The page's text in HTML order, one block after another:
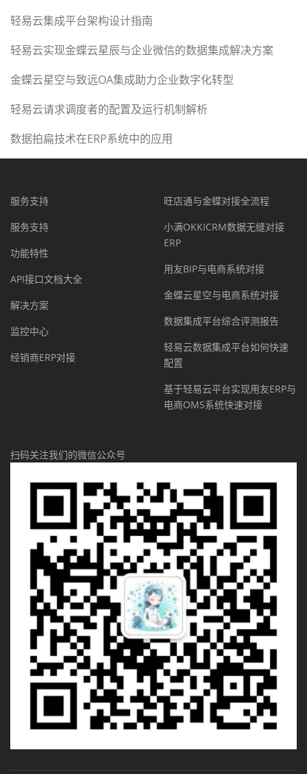
轻易云集成平台架构设计指南
轻易云实现金蝶云星辰与企业微信的数据集成解决方案
金蝶云星空与致远OA集成助力企业数字化转型
轻易云请求调度者的配置及运行机制解析
数据拍扁技术在ERP系统中的应用
服务支持
服务支持
功能特性
API接口文档大全
解决方案
监控中心
经销商ERP对接
旺店通与金蝶对接全流程
小满OKKICRM数据无缝对接
ERP
用友BIP与电商系统对接
金蝶云星空与电商系统对接
数据集成平台综合评测报告
轻易云数据集成平台如何快速
配置
基于轻易云平台实现用友ERP与
电商OMS系统快速对接
扫码关注我们的微信公众号